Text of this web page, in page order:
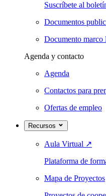
Suscríbete al
Documentos
Documento marco
Agenda y contacto
Agenda
Contactos para
Ofertas de empleo
Recursos
Aula Virtual ↗
Plataforma de
Mapa de Proyectos